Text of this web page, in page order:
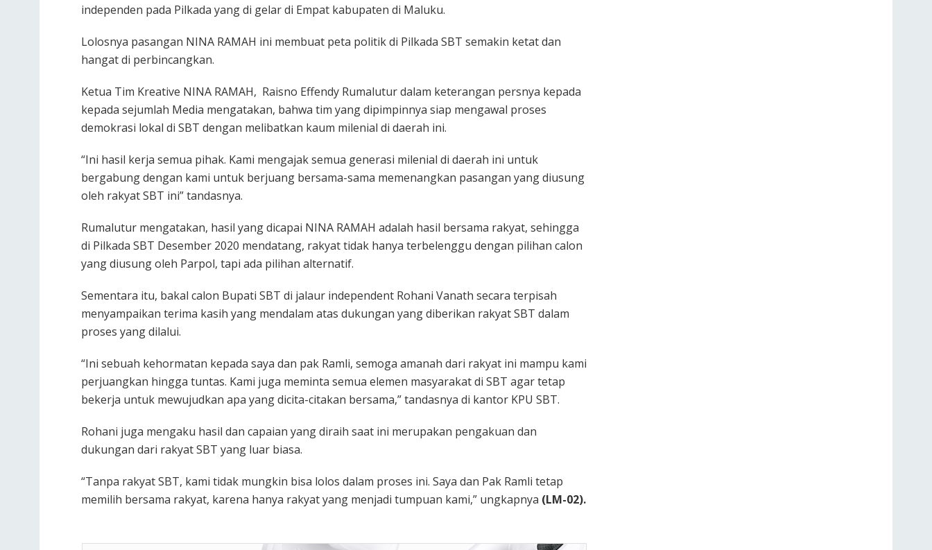
independen pada Pilkada yang di gelar di Empat kabupaten di Maluku.
Lolosnya pasangan NINA RAMAH ini membuat peta politik di Pilkada SBT semakin ketat dan
hangat di perbincangkan.
Ketua Tim Kreative NINA RAMAH, Raisno Effendy Rumalutur dalam keterangan persnya kepada
kepada sejumlah Media mengatakan, bahwa tim yang dipimpinnya siap mengawal proses
demokrasi lokal di SBT dengan melibatkan kaum milenial di daerah ini.
“Ini hasil kerja semua pihak. Kami mengajak semua generasi milenial di daerah ini untuk
bergabung dengan kami untuk berjuang bersama-sama memenangkan pasangan yang diusung
oleh rakyat SBT ini” tandasnya.
Rumalutur mengatakan, hasil yang dicapai NINA RAMAH adalah hasil bersama rakyat, sehingga
di Pilkada SBT Desember 2020 mendatang, rakyat tidak hanya terbelenggu dengan pilihan calon
yang diusung oleh Parpol, tapi ada pilihan alternatif.
Sementara itu, bakal calon Bupati SBT di jalaur independent Rohani Vanath secara terpisah
menyampaikan terima kasih yang mendalam atas dukungan yang diberikan rakyat SBT dalam
proses yang dilalui.
“Ini sebuah kehormatan kepada saya dan pak Ramli, semoga amanah dari rakyat ini mampu kami
perjuangkan hingga tuntas. Kami juga meminta semua elemen masyarakat di SBT agar tetap
bekerja untuk mewujudkan apa yang dicita-citakan bersama,” tandasnya di kantor KPU SBT.
Rohani juga mengaku hasil dan capaian yang diraih saat ini merupakan pengakuan dan
dukungan dari rakyat SBT yang luar biasa.
“Tanpa rakyat SBT, kami tidak mungkin bisa lolos dalam proses ini. Saya dan Pak Ramli tetap
memilih bersama rakyat, karena hanya rakyat yang menjadi tumpuan kami,” ungkapnya (LM-02).